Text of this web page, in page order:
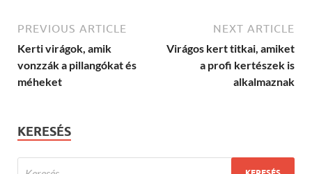
PREVIOUS ARTICLE
Kerti virágok, amik
vonzzák a pillangókat és
méheket
NEXT ARTICLE
Virágos kert titkai, amiket
a profi kertészek is
alkalmaznak
KERESÉS